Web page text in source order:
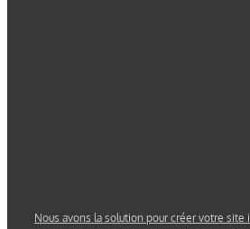
Nous avons la solution pour créer votre site